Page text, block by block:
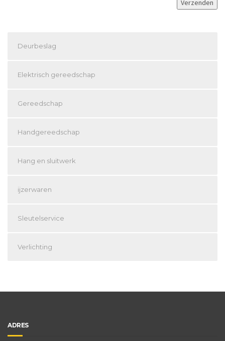
Deurbeslag
Elektrisch gereedschap
Gereedschap
Handgereedschap
Hang en sluitwerk
ijzerwaren
Sleutelservice
Verlichting
ADRES